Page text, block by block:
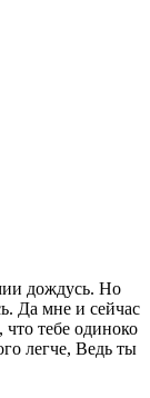
дождусь. Но
Да мне и сейчас
что тебе одиноко
легче, Ведь ты